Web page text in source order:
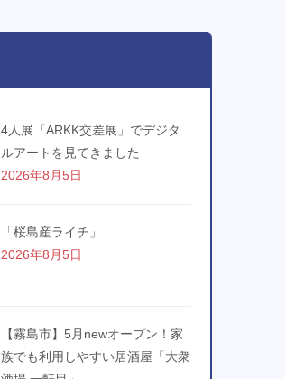
4人展「ARKK交差展」でデジタ
ルアートを見てきました
2026年8月5日
「桜島産ライチ」
2026年8月5日
【霧島市】5月newオープン！家
族でも利用しやすい居酒屋「大衆